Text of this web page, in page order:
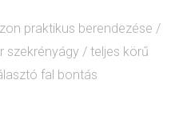
praktikus berendezése /
szekrényágy /teljes körű
fal bontás